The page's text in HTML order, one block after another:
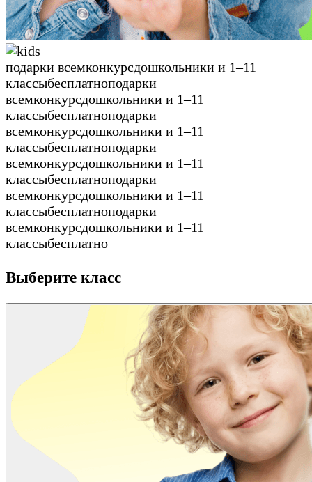
подарки всемконкурсдошкольники и 1–11
классыбесплатноподарки
всемконкурсдошкольники и 1–11
классыбесплатноподарки
всемконкурсдошкольники и 1–11
классыбесплатноподарки
всемконкурсдошкольники и 1–11
классыбесплатноподарки
всемконкурсдошкольники и 1–11
классыбесплатноподарки
всемконкурсдошкольники и 1–11
классыбесплатно
Выберите класс